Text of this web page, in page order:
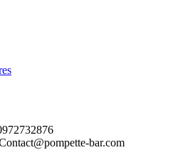
bar.com